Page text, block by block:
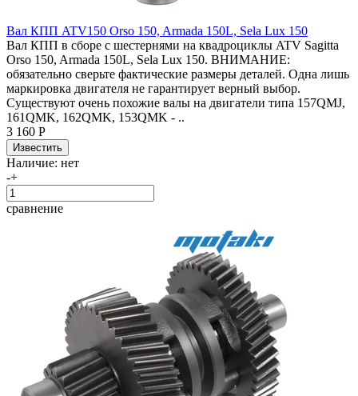
Вал КПП ATV150 Orso 150, Armada 150L, Sela Lux 150
Вал КПП в сборе с шестернями на квадроциклы ATV Sagitta
Orso 150, Armada 150L, Sela Lux 150. ВНИМАНИЕ:
обязательно сверьте фактические размеры деталей. Одна лишь
маркировка двигателя не гарантирует верный выбор.
Существуют очень похожие валы на двигатели типа 157QMJ,
161QMK, 162QMK, 153QMK - ..
3 160 Р
Наличие: нет
-+
сравнение